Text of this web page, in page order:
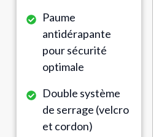
Paume
antidérapante
pour sécurité
optimale
Double système
de serrage (velcro
et cordon)